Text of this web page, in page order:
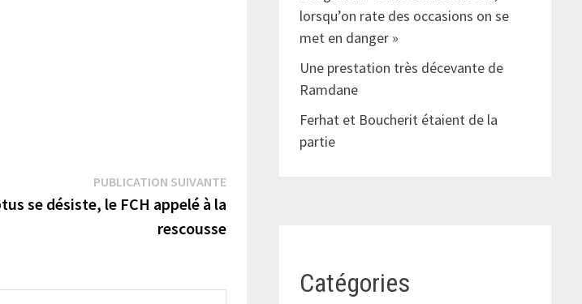
PUBLICATION SUIVANTEPublication
suivante :
se désiste, le FCH appelé à la
rescousse
lorsqu’on rate des occasions on se
met en danger »
Une prestation très décevante de
Ramdane
Ferhat et Boucherit étaient de la
partie
Catégories